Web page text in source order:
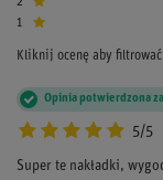
1
Kliknij ocenę aby
5/5
Opinia potwierdzona
Super te nakładki,